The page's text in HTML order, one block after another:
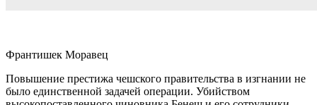
Франтишек Моравец
Повышение престижа чешского правительства в изгнании не
было единственной задачей операции. Убийством